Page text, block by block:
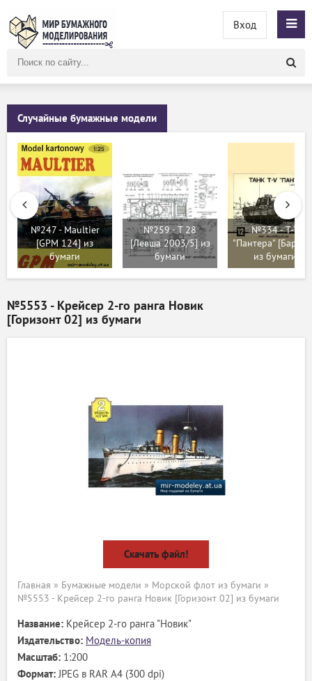
сайту
Вход
Случайные бумажные модели
№247 - Maultier
[GPM 124] из
бумаги
№259 - T 28
[Левша 2003/5] из
бумаги
№334 - T-V
"Пантера" [Барс
из бумаги
№5553 - Крейсер 2-го ранга Новик
[Горизонт 02] из бумаги
Скачать файл!
Главная » Бумажные модели » Морской флот из бумаги »
№5553 - Крейсер 2-го ранга Новик [Горизонт 02] из бумаги
Название: Крейсер 2-го ранга "Новик"
Издательство: Модель-копия
Масштаб: 1:200
Формат:JPEG в RAR A4 (300 dpi)